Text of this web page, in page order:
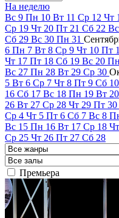
На неделю
Вс 9 Пн 10 Вт 11 Ср 12 Чт
Ср 19 Чт 20 Пт 21 Сб 22 Вс
Сб 29 Вс 30 Пн 31
6 Пн 7 Вт 8 Ср 9 Чт 10 Пт
Чт 17 Пт 18 Сб 19 Вс 20 Пн
Вс 27 Пн 28 Вт 29 Ср 30
5 Вт 6 Ср 7 Чт 8 Пт 9 Сб 10
16 Сб 17 Вс 18 Пн 19 Вт 20
26 Вт 27 Ср 28 Чт 29 Пт 30
Ср 4 Чт 5 Пт 6 Сб 7 Вс 8
Вс 15 Пн 16 Вт 17 Ср 18 Чт
Ср 25 Чт 26 Пт 27 Сб 28
Премьера